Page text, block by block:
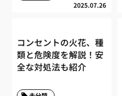
2025.07.26
コンセントの火花、種
類と危険度を解説！安
全な対処法も紹介